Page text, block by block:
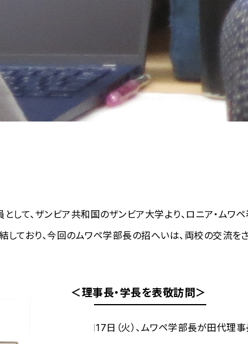
して、ザンビア共和国のザンビア大学より、ロニア・ムワ
ており、今回のムワペ学部長の招へいは、両校の交流を
＜理事長・学長を表敬訪問＞
6月17日（火）、ムワペ学部長が田代理